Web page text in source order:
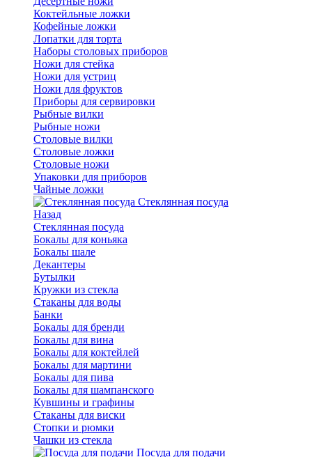
Коктейльные ложки
Кофейные ложки
Лопатки для торта
Наборы столовых приборов
Ножи для стейка
Ножи для устриц
Ножи для фруктов
Приборы для сервировки
Рыбные вилки
Рыбные ножи
Столовые вилки
Столовые ложки
Столовые ножи
Упаковки для приборов
Чайные ложки
Стеклянная посуда
Назад
Стеклянная посуда
Бокалы для коньяка
Бокалы шале
Декантеры
Бутылки
Кружки из стекла
Стаканы для воды
Банки
Бокалы для бренди
Бокалы для вина
Бокалы для коктейлей
Бокалы для мартини
Бокалы для пива
Бокалы для шампанского
Кувшины и графины
Стаканы для виски
Стопки и рюмки
Чашки из стекла
Посуда для подачи